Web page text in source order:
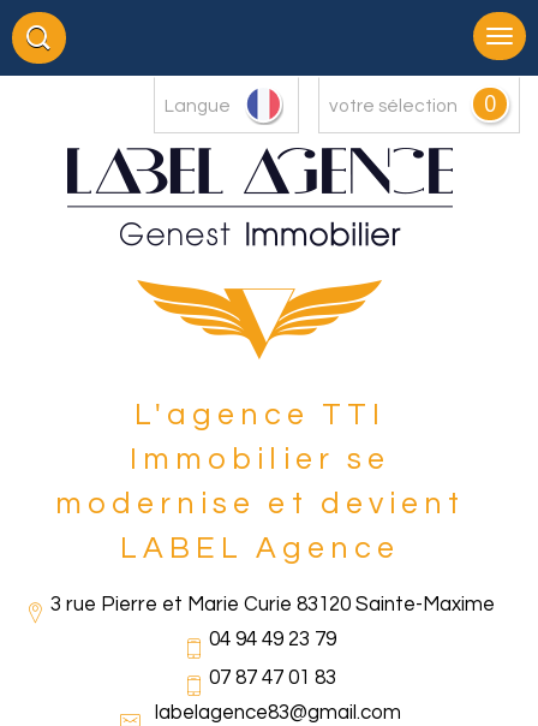
Langue votre sélection 0
L'agence TTI
Immobilier se
modernise et devient
LABEL Agence
3 rue Pierre et Marie Curie 83120 Sainte-Maxime
04 94 49 23 79
07 87 47 01 83
labelagence83@gmail.com